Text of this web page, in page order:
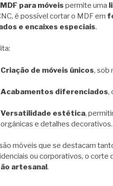
para móveis permite uma
é possível cortar o MDF em
e encaixes especiais.
Criação de móveis únicos, sob
Acabamentos diferenciados,
Versatilidade estética,
orgânicas e detalhes decorativos.
móveis que se destacam
ou corporativos, o corte
artesanal.